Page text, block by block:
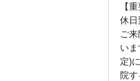
【
休日
ご
い
定)
院す